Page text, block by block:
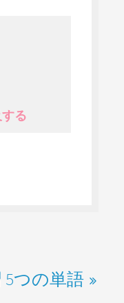
る
5つの単語